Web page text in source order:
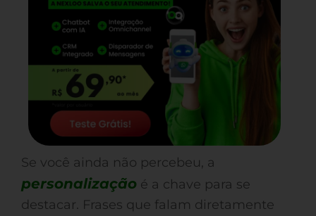
Se você ainda não percebeu, a
personalização é a chave para se
destacar. Frases que falam diretamente